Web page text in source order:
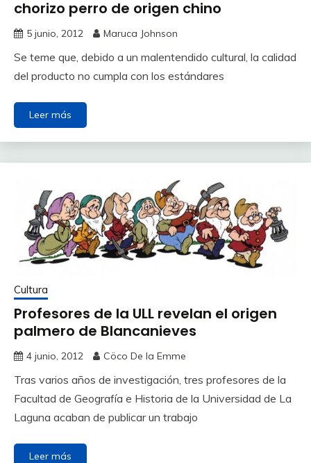
chorizo perro de origen chino
5 junio, 2012 Maruca Johnson
Se teme que, debido a un malentendido cultural, la calidad
del producto no cumpla con los estándares
Leer más
Cultura
Profesores de la ULL revelan el origen
palmero de Blancanieves
4 junio, 2012 Cöco De la Emme
Tras varios años de investigación, tres profesores de la
Facultad de Geografía e Historia de la Universidad de La
Laguna acaban de publicar un trabajo
Leer más